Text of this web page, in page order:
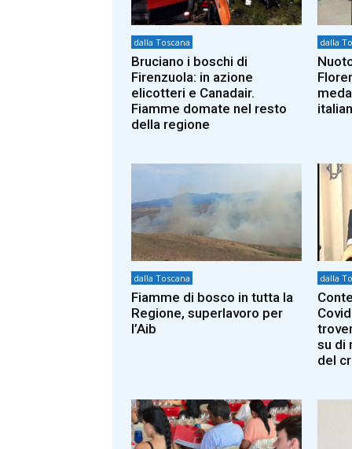
dalla Toscana
Bruciano i boschi di
Firenzuola: in azione
elicotteri e Canadair.
Fiamme domate nel resto
della regione
dalla
dalla Toscana
Fiamme di bosco in tutta la
Regione, superlavoro per
l’Aib
dalla
su di
del